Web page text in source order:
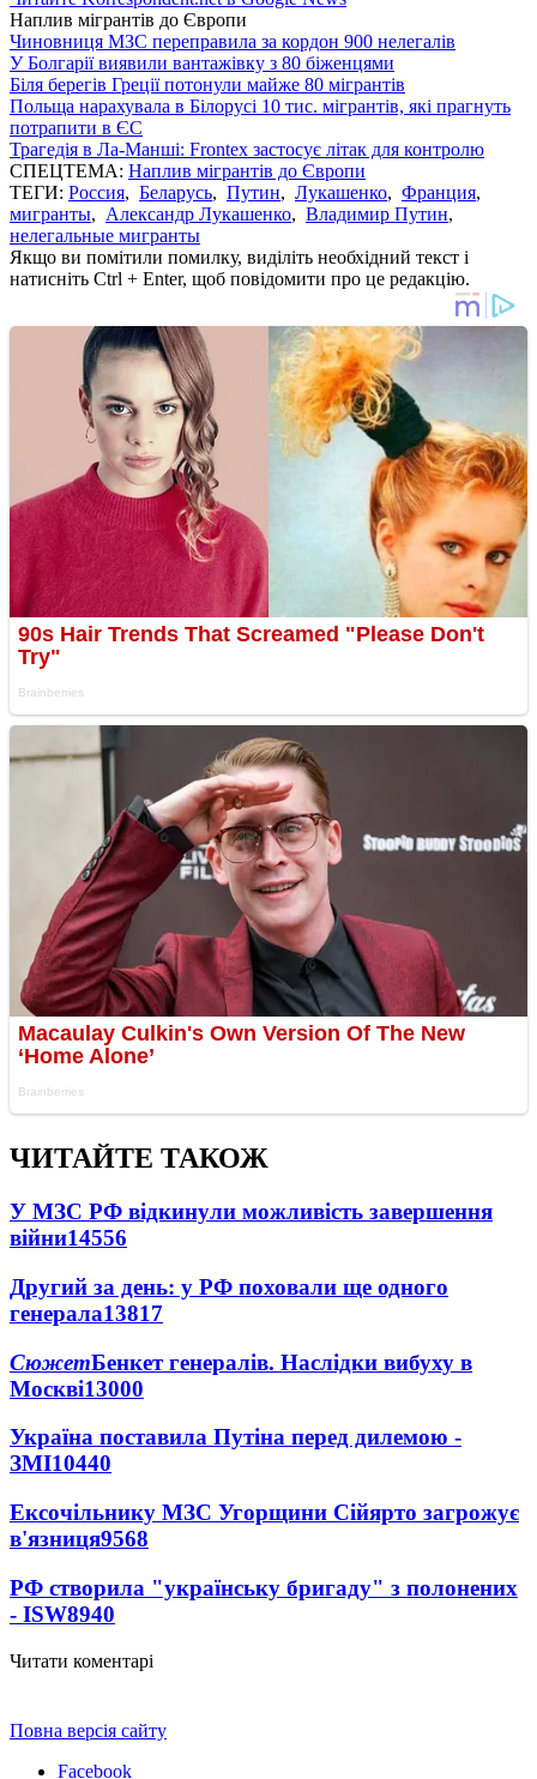
Наплив мігрантів до Європи
Чиновниця МЗС переправила за кордон 900 нелегалів
У Болгарії виявили вантажівку з 80 біженцями
Біля берегів Греції потонули майже 80 мігрантів
Польща нарахувала в Білорусі 10 тис. мігрантів, які прагнуть
потрапити в ЄС
Трагедія в Ла-Манші: Frontex застосує літак для контролю
СПЕЦТЕМА: Наплив мігрантів до Європи
ТЕГИ: Россия, Беларусь, Путин, Лукашенко, Франция,
мигранты, Александр Лукашенко, Владимир Путин,
нелегальные мигранты
Якщо ви помітили помилку, виділіть необхідний текст і
натисніть Ctrl + Enter, щоб повідомити про це редакцію.
ЧИТАЙТЕ ТАКОЖ
У МЗС РФ відкинули можливість завершення
війни14556
Другий за день: у РФ поховали ще одного
генерала13817
СюжетБенкет генералів. Наслідки вибуху в
Москві13000
Україна поставила Путіна перед дилемою -
ЗМІ10440
Ексочільнику МЗС Угорщини Сійярто загрожує
в'язниця9568
РФ створила "українську бригаду" з полонених
- ISW8940
Читати коментарі
Повна версія сайту
Facebook